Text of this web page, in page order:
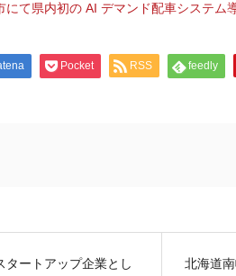
にて県内初の AI デマンド配車システム
Pocket RSS feedly
ートアップ企業とし
北海道